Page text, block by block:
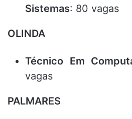
Sistemas: 80 vagas
OLINDA
Técnico Em
vagas
PALMARES